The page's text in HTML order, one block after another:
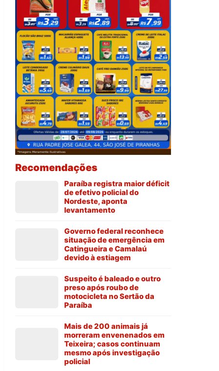
Recomendações
Paraíba registra maior déficit
de efetivo policial do
Nordeste, aponta
levantamento
Governo federal reconhece
situação de emergência em
Catingueira e Camalaú
devido à estiagem
Suspeito é baleado e outro
preso após roubo de
motocicleta no Sertão da
Paraíba
Mais de 200 animais já
morreram envenenados em
Teixeira; casos continuam
mesmo após investigação
policial